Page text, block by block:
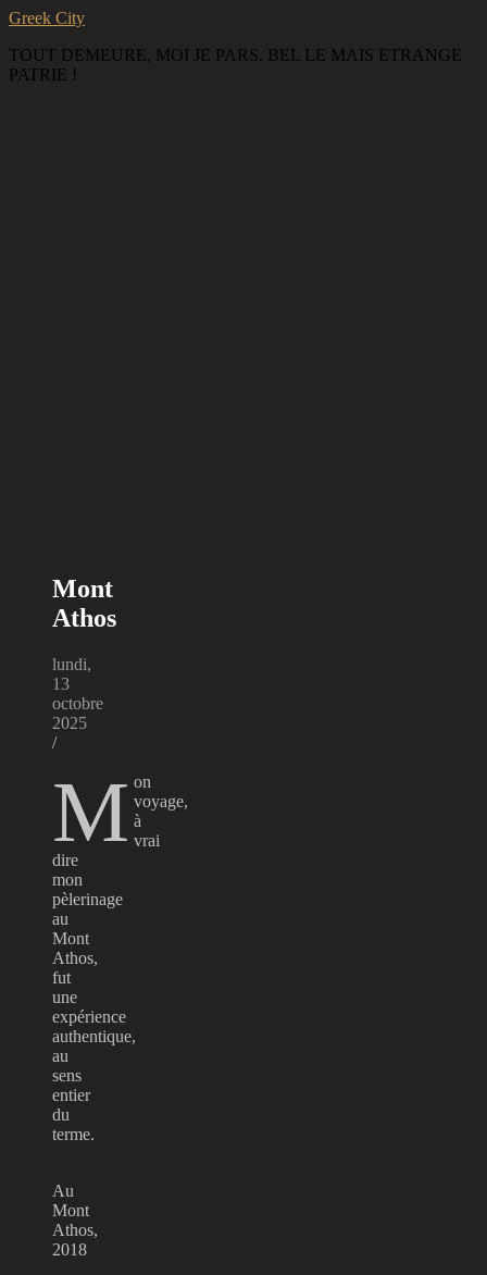
Greek City
TOUT DEMEURE, MOI JE PARS. BEL LE MAIS ETRANGE
PATRIE !
Mont
Athos
lundi,
13
octobre
2025
/
M on
voyage,
à
vrai
dire
mon
pèlerinage
au
Mont
Athos,
fut
une
expérience
authentique,
au
sens
entier
du
terme.
Au
Mont
Athos,
2018